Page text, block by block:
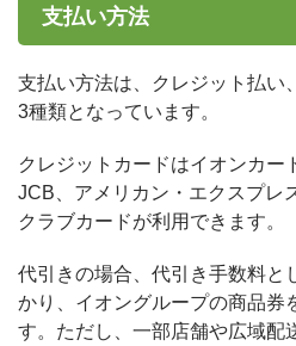
支払い方法
支払い方法は、クレジット払い
3種類となっています。
クレジットカードはイオンカー
JCB、アメリカン・エクスプレ
クラブカードが利用できます。
代引きの場合、代引き手数料と
かり、イオングループの商品券
す。ただし、一部店舗や広域配